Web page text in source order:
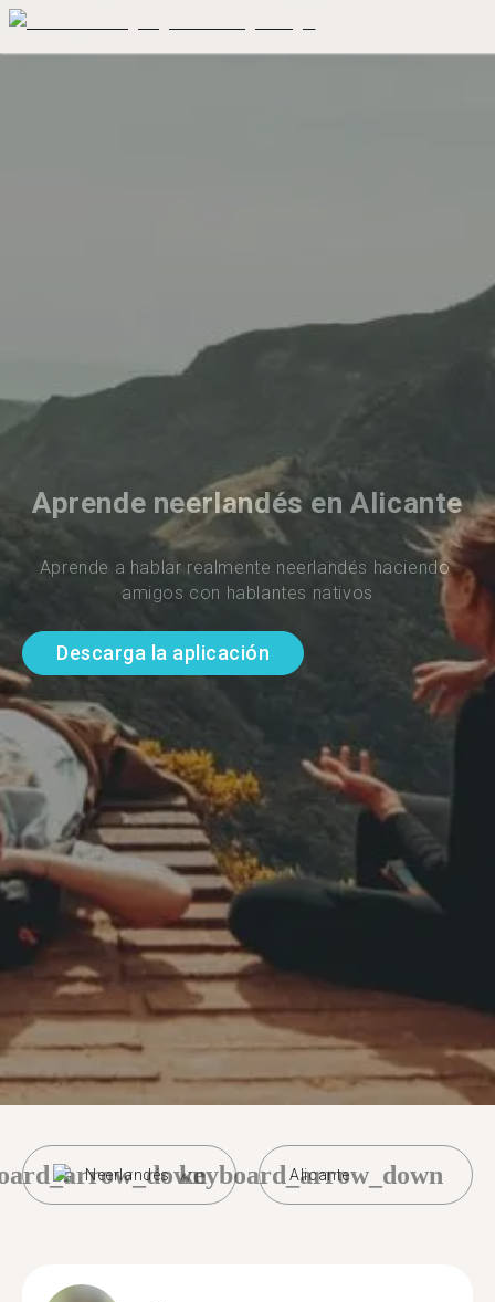
Aprende neerlandés en Alicante
Aprende a hablar realmente neerlandés haciendo
amigos con hablantes nativos
Descarga la aplicación
Neerlandés Alicante
keyboard_arrow_down